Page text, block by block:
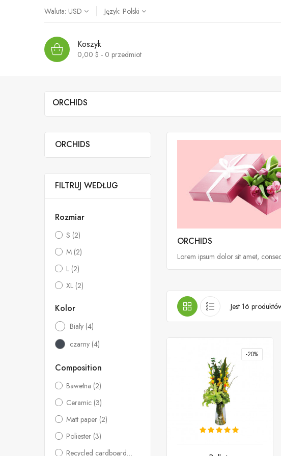
Waluta: USD Język: Polski
Koszyk
0,00 $ - 0 przedmiot
ORCHIDS
ORCHIDS
FILTRUJ WEDŁUG
Rozmiar
S (2)
M (2)
L (2)
XL (2)
Kolor
Biały (4)
czarny (4)
Composition
Bawełna (2)
Ceramic (3)
Matt paper (2)
Poliester (3)
Recycled cardboard
(3)
ORCHIDS
Lorem ipsum dolor sit amet,
Jest 16
-20%